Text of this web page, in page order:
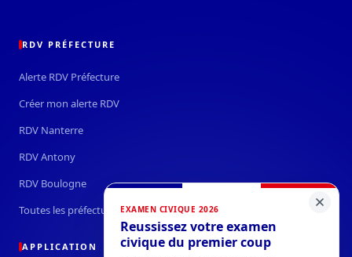
EXAMEN CIVIQUE 2026
Reussissez votre examen
civique du premier coup
RDV PRÉFECTURE
Alerte RDV Préfecture
Créer mon alerte RDV
RDV Nanterre
RDV Antony
RDV Boulogne
Toutes les préfectures →
APPLICATION